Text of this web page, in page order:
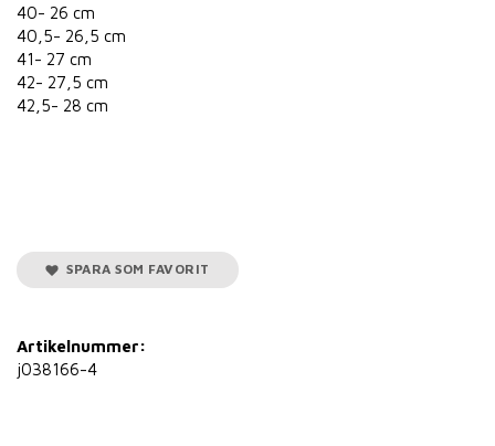
40- 26 cm
40,5- 26,5 cm
41- 27 cm
42- 27,5 cm
42,5- 28 cm
SPARA SOM FAVORIT
Artikelnummer:
j038166-4